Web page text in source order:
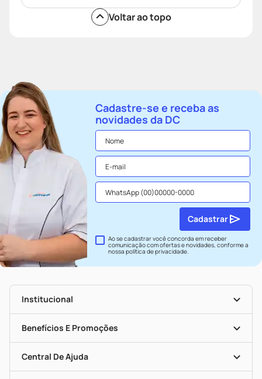
Voltar ao topo
Cadastre-se e receba as
novidades da DC
Ao se cadastrar você concorda em receber
comunicação com ofertas e novidades, conforme a
nossapolítica de privacidade.
Cadastrar
Institucional
Nossas Lojas
Seja Uma Loja Parceira
Mapa De Categorias
Benefícios E Promoções
Convênios
Programa Popular Do Brasil
Encarte De Ofertas
Central De Ajuda